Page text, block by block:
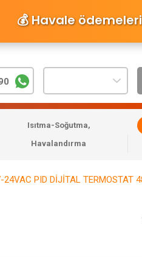
💰 Havale
Isıtma-Soğutma,
Havalandırma
PID DİJİTAL TERMOSTAT